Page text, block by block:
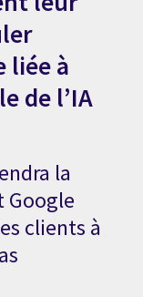
liée à
de l’IA
la
Google
clients à